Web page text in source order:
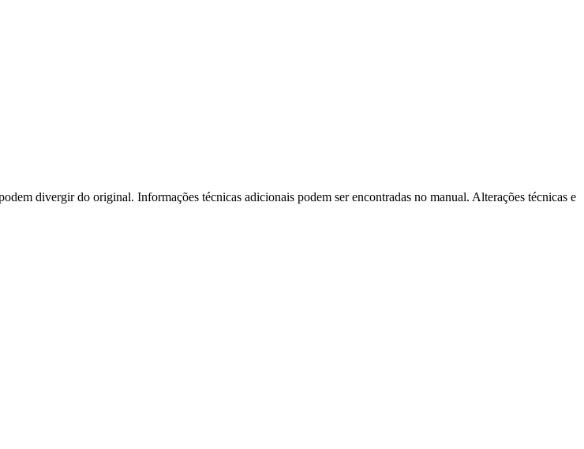
divergir do original. Informações técnicas adicionais podem ser encontradas no manual. Alterações técnicas e